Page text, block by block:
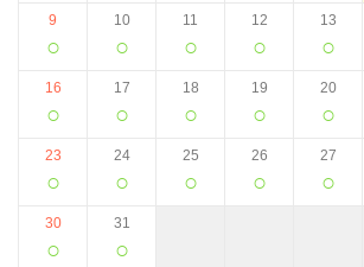
9
○
10
○
11
○
12
○
13
○
16
○
17
○
18
○
19
○
20
○
23
○
24
○
25
○
26
○
27
○
30
○
31
○